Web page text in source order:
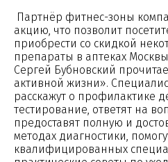
Партнёр фитнес-зоны
акцию, что позволит
приобрести со скидкой
препараты в аптеках
Сергей Бубновский
активной жизни».
расскажут о профилактике
тестирование, ответят на
предоставят полную и
методах диагностики,
квалифицированных